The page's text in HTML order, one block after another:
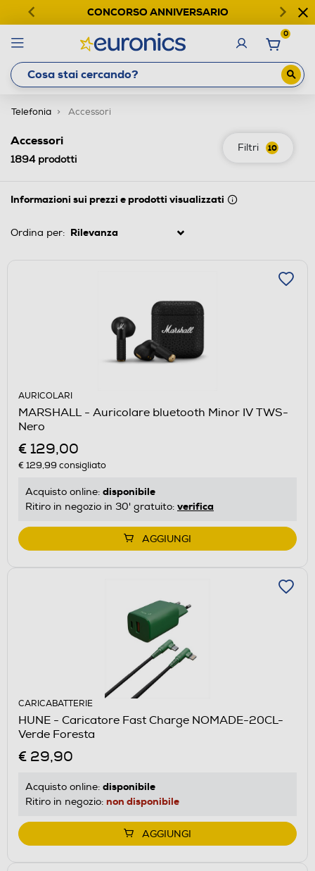
CONCORSO ANNIVERSARIO
0
Telefonia Accessori
Filtri 10
Accessori
1894prodotti
Informazioni sui prezzi e prodotti visualizzati
Ordina per:
AURICOLARI
MARSHALL - Auricolare bluetooth Minor IV TWS-
Nero
€ 129,00
€ 129,99 consigliato
Acquisto online: disponibile
Ritiro in negozio in 30' gratuito: verifica
AGGIUNGI
CARICABATTERIE
HUNE - Caricatore Fast Charge NOMADE-20CL-
Verde Foresta
€ 29,90
Acquisto online: disponibile
Ritiro in negozio: non disponibile
AGGIUNGI